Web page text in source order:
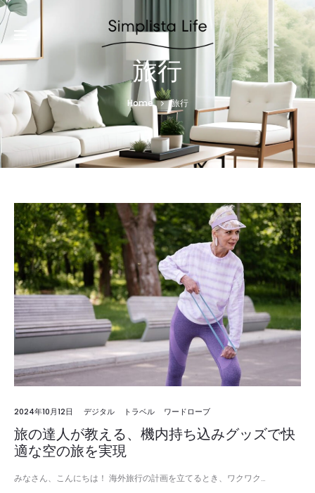
旅行
Home 旅行
2024年10月12日 デジタル トラベル ワードローブ
旅の達人が教える、機内持ち込みグッズで快
適な空の旅を実現
みなさん、こんにちは！ 海外旅行の計画を立てるとき、ワクワク…